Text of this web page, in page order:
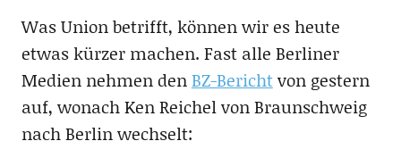
Was Union betrifft, können wir es heute
etwas kürzer machen. Fast alle Berliner
Medien nehmen denBZ-Berichtvon gestern
auf, wonach Ken Reichel von Braunschweig
nach Berlin wechselt: